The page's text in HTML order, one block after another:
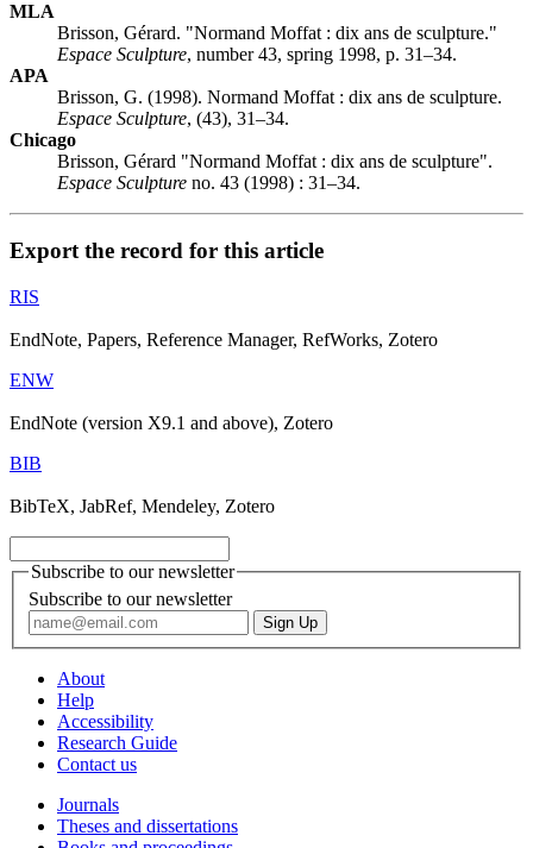
MLA
Brisson, Gérard. "Normand Moffat : dix ans de sculpture."
Espace Sculpture, number 43, spring 1998, p. 31–34.
APA
Brisson, G. (1998). Normand Moffat : dix ans de sculpture.
Espace Sculpture, (43), 31–34.
Chicago
Brisson, Gérard "Normand Moffat : dix ans de sculpture".
Espace Sculpture no. 43 (1998) : 31–34.
Export the record for this article
RIS
EndNote, Papers, Reference Manager, RefWorks, Zotero
ENW
EndNote (version X9.1 and above), Zotero
BIB
BibTeX, JabRef, Mendeley, Zotero
Subscribe to our newsletter
Subscribe to our newsletter
About
Help
Accessibility
Research Guide
Contact us
Journals
Theses and dissertations